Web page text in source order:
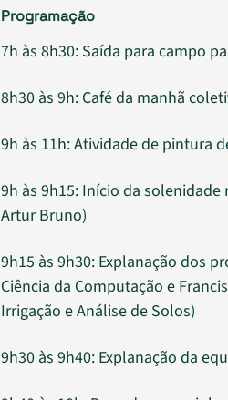
Programação
7h às 8h30: Saída para campo
8h30 às 9h: Café da manhã
9h às 11h: Atividade de pintura
9h às 9h15: Início da
Artur Bruno)
9h15 às 9h30: Explanação dos
Ciência da Computação e
Irrigação e Análise de Solos)
9h30 às 9h40: Explanação da